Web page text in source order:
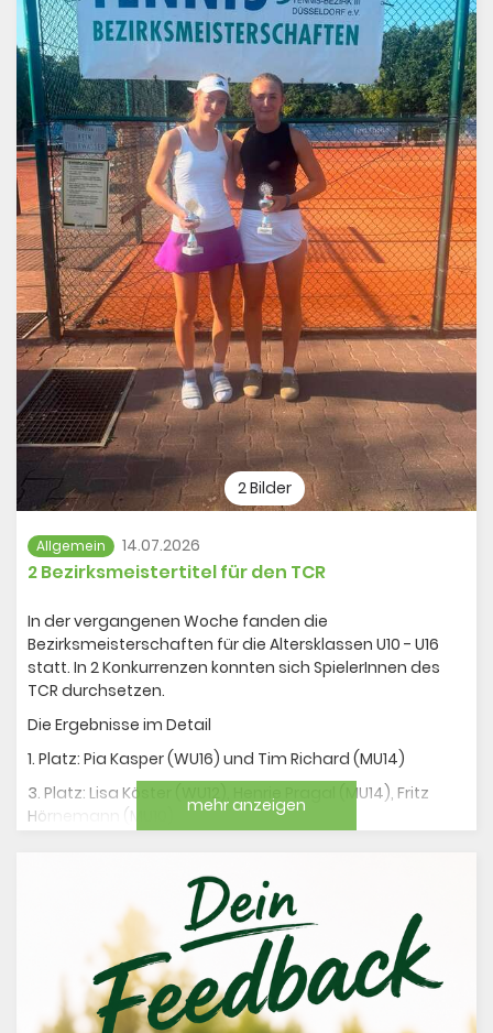
2 Bilder
Allgemein 14.07.2026
2 Bezirksmeistertitel für den TCR
In der vergangenen Woche fanden die
Bezirksmeisterschaften für die Altersklassen U10 - U16
statt. In 2 Konkurrenzen konnten sich SpielerInnen des
TCR durchsetzen.
Die Ergebnisse im Detail
1. Platz: Pia Kasper (WU16) und Tim Richard (MU14)
3. Platz: Lisa Köster (WU12), Henrie Pragal (MU14), Fritz
Hörnemann (MU10)
mehr anzeigen